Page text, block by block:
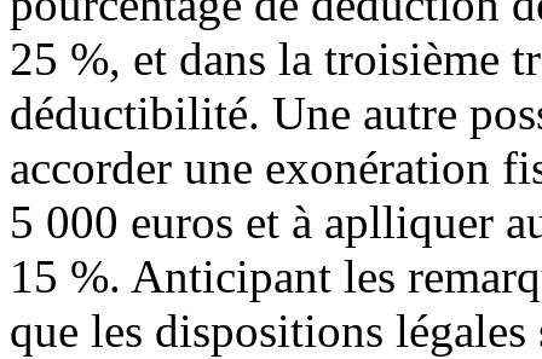
25 %, et dans la troisième
déductibilité. Une autre
accorder une exonération
5 000 euros et à aplliquer
15 %. Anticipant les
que les dispositions légales